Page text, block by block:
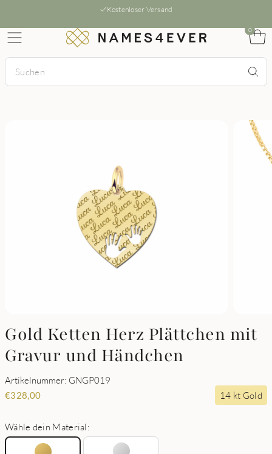
Kostenloser Versand
0
Gold Ketten Herz Plättchen mit
Gravur und Händchen
Artikelnummer: GNGP019
€328,00 14 kt Gold
Wähle dein Material: